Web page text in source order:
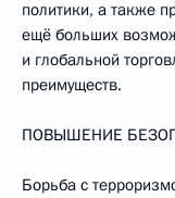
политики, а также
ещё больших
и глобальной
преимуществ.
ПОВЫШЕНИЕ
Борьба с